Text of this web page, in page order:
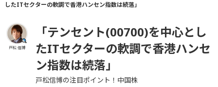
したITセクターの軟調で香港ハンセン指数は続落」
戸松 信博
「テンセント(00700)を中心とし
たITセクターの軟調で香港ハンセ
ン指数は続落」
戸松信博の注目ポイント！中国株